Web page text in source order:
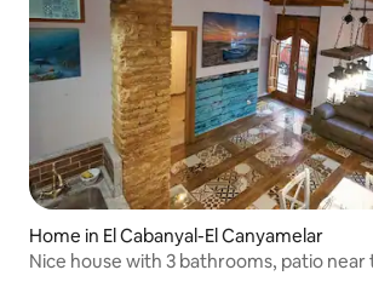
Home in El Cabanyal-El Canyamelar
Nice house with 3 bathrooms, patio near